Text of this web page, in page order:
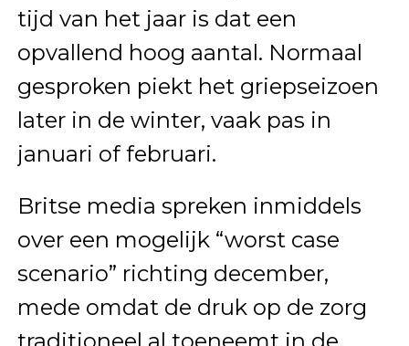
tijd van het jaar is dat een
opvallend hoog aantal. Normaal
gesproken piekt het griepseizoen
later in de winter, vaak pas in
januari of februari.
Britse media spreken inmiddels
over een mogelijk “worst case
scenario” richting december,
mede omdat de druk op de zorg